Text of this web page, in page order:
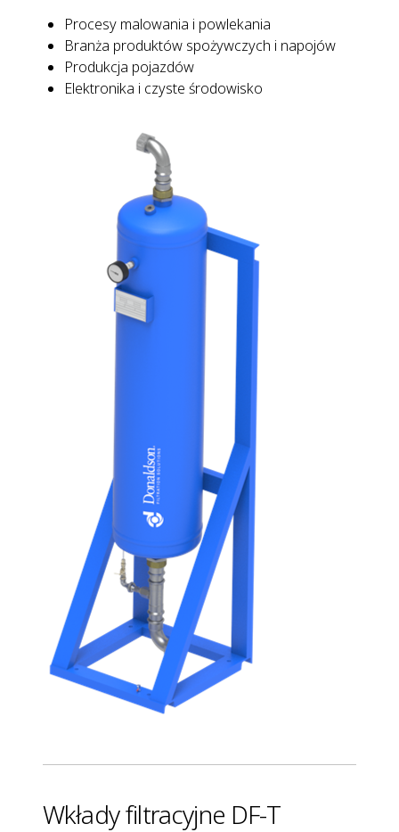
Procesy malowania i powlekania
Branża produktów spożywczych i napojów
Produkcja pojazdów
Elektronika i czyste środowisko
Wkłady filtracyjne DF-T